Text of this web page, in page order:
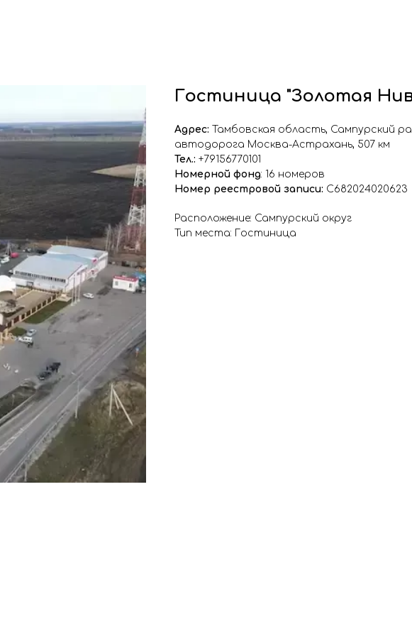
Гостиница "Золотая
Адрес: Тамбовская область, Сампурский
автодорога Москва-Астрахань, 507 км
Тел.: +79156770101
Номерной фонд: 16 номеров
Номер реестровой записи: С682024020623
Расположение: Сампурский округ
Тип места: Гостиница